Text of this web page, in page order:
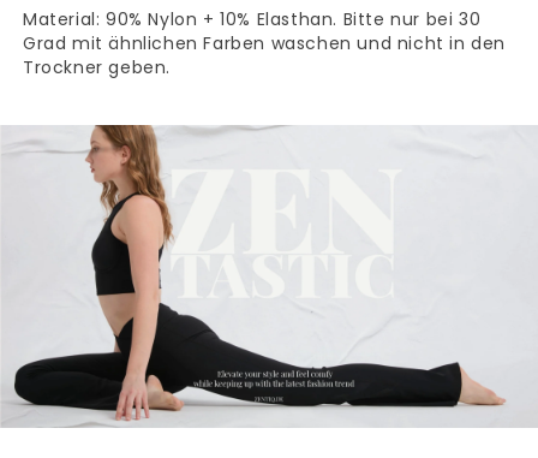
Material: 90% Nylon + 10% Elasthan. Bitte nur bei 30
Grad mit ähnlichen Farben waschen und nicht in den
Trockner geben.